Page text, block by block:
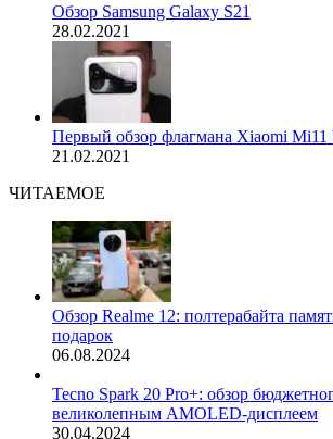
Обзор Samsung Galaxy S21
28.02.2021
Первый обзор флагмана Xiaomi Mi11
21.02.2021
ЧИТАЕМОЕ
Обзор Realme 12: полтерабайта
подарок
06.08.2024
Tecno Spark 20 Pro+: обзор
великолепным AMOLED-дисплеем
30.04.2024